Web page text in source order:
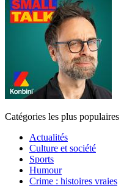
Catégories les plus populaires
Actualités
Culture et société
Sports
Humour
Crime : histoires vraies